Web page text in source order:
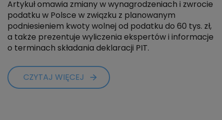
Artykuł omawia zmiany w wynagrodzeniach i zwrocie
podatku w Polsce w związku z planowanym
podniesieniem kwoty wolnej od podatku do 60 tys. zł,
a także prezentuje wyliczenia ekspertów i informacje
o terminach składania deklaracji PIT.
CZYTAJ WIĘCEJ